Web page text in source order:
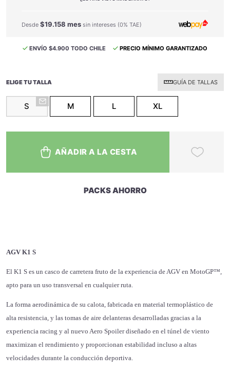
Desde $19.158 mes sin intereses (0% TAE)
ENVÍO $4.900 TODO CHILE PRECIO MÍNIMO GARANTIZADO
ELIGE TU TALLA GUÍA DE TALLAS
S M L XL
AÑADIR A LA CESTA
PACKS AHORRO
AGV K1 S
El K1 S es un casco de carretera fruto de la experiencia de AGV en MotoGP™,
apto para un uso transversal en cualquier ruta.
La forma aerodinámica de su calota, fabricada en material termoplástico de
alta resistencia, y las tomas de aire delanteras desarrolladas gracias a la
experiencia racing y al nuevo Aero Spoiler diseñado en el túnel de viento
maximizan el rendimiento y proporcionan estabilidad incluso a altas
velocidades durante la conducción deportiva.